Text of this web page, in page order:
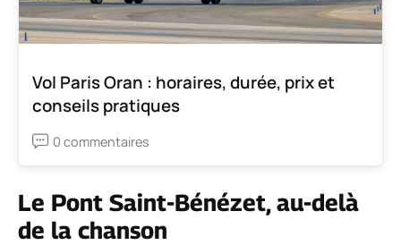
Vol Paris Oran : horaires, durée, prix et
conseils pratiques
0 commentaires
Le Pont Saint-Bénézet, au-delà
de la chanson